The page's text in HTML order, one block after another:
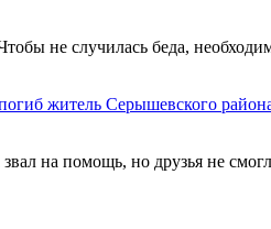
не случилась беда,
житель Серышевского
на помощь, но друзья не